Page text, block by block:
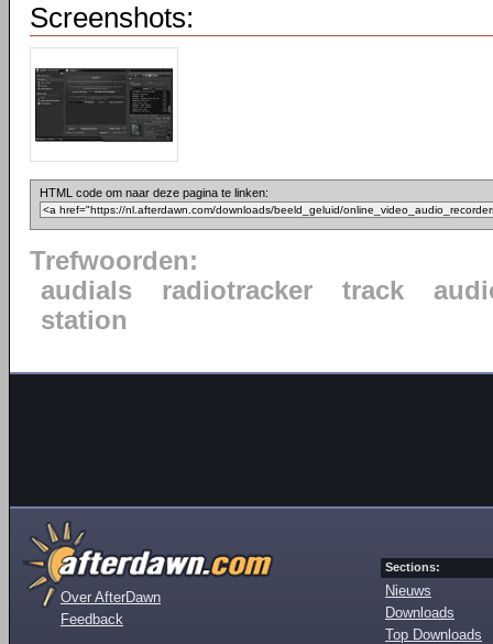
Screenshots:
HTML code om naar deze pagina te linken:
Trefwoorden:
audials
radiotracker track
station
Over AfterDawn
Feedback
Sections:
Nieuws
Downloads
Top Downloads